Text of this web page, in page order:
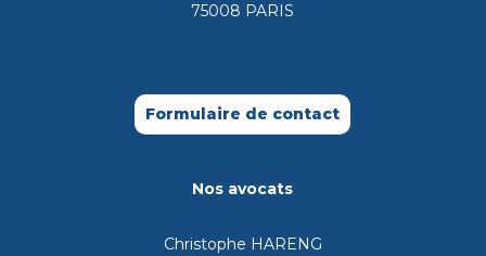
75008 PARIS
Formulaire de contact
Nos avocats
Christophe HARENG